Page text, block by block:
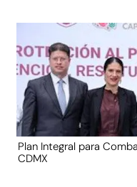
Plan Integral para
CDMX